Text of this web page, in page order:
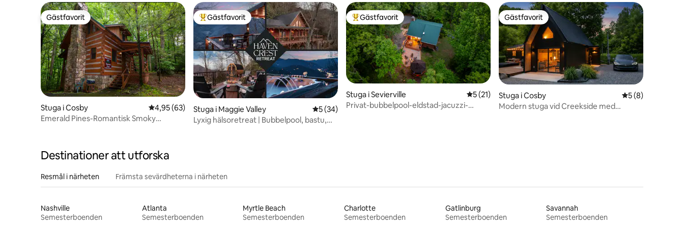
Gästfavorit
Gästfavorit
Stuga i Cosby 4,95 av 5 i genomsnittligt betyg, 63 omdömen
4,95 (63)
Emerald Pines-Romantisk Smoky
Populär gästfavorit
Gästfavorit
Stuga i Maggie Valley 5 av 5 i genomsnittligt betyg, 34 omdömen
5 (34)
Lyxig hälsoretreat | Bubbelpool, bastu,
Populär gästfavorit
Gästfavorit
Stuga i Sevierville 5 av 5 i genomsnittligt betyg, 21 omdömen
5 (21)
Privat-bubbelpool-eldstad-jacuzzi-
Gästfavorit
Gästfavorit
Stuga i Cosby 5 av 5 i
5 (8)
Modern stuga vid Creekside med
Destinationer att utforska
Resmål i närheten Främsta sevärdheterna i närheten
Nashville
Semesterboenden
Atlanta
Semesterboenden
Myrtle Beach
Semesterboenden
Charlotte
Semesterboenden
Gatlinburg
Semesterboenden
Savannah
Semesterboenden